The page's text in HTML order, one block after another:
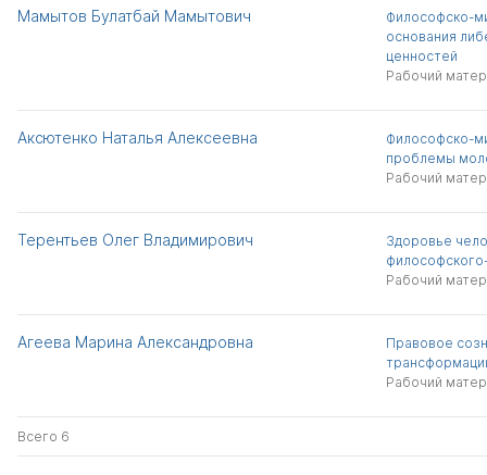
Мамытов Булатбай Мамытович
Философско-
основания
ценностей
Рабочий
Аксютенко Наталья Алексеевна
Философско-
проблемы
Рабочий
Терентьев Олег Владимирович
Здоровье
Рабочий
Агеева Марина Александровна
Правовое
Рабочий
Всего 6